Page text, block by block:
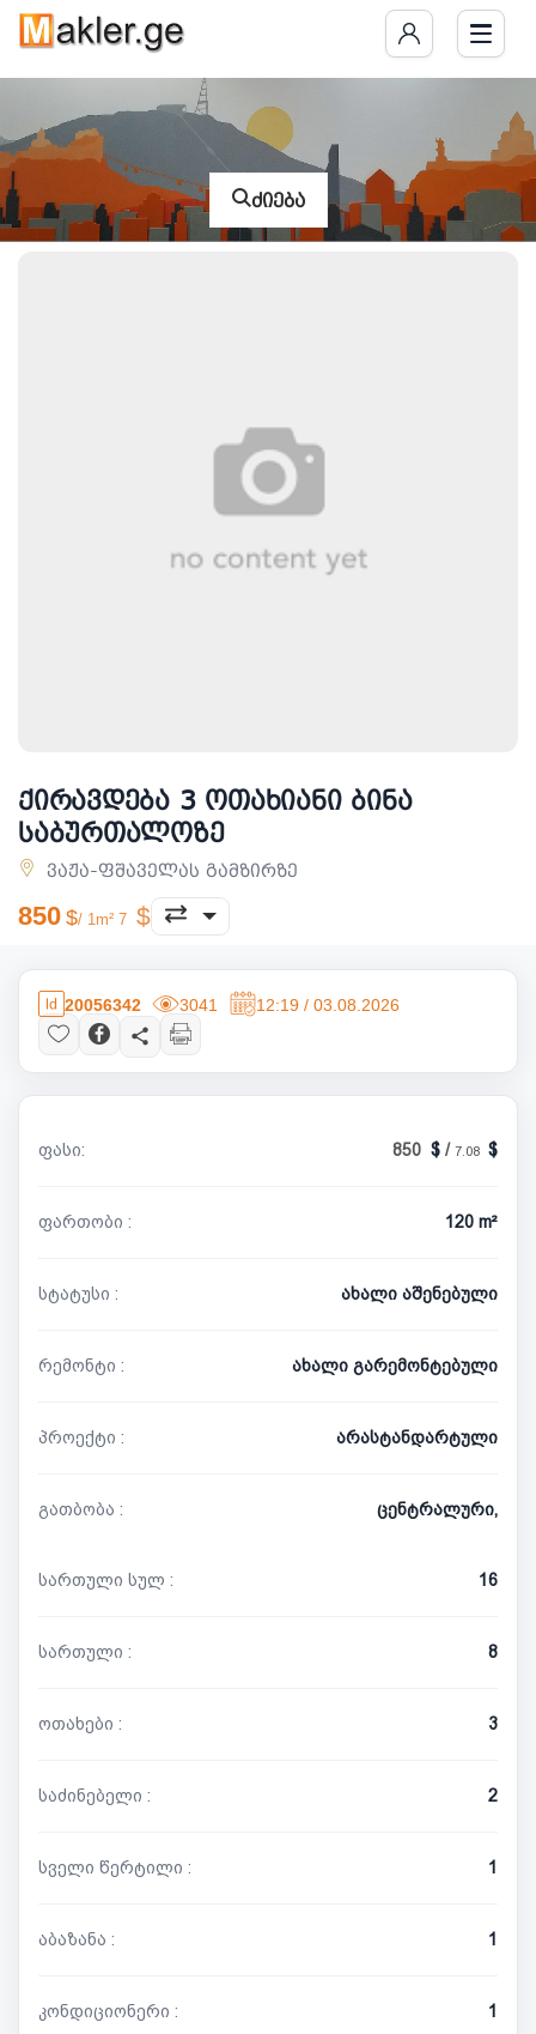
ძიება
ქირავდება 3 ოთახიანი ბინა
საბურთალოზე
ვაჟა-ფშაველას გამზირზე
850 / 1m² 7
20056342 3041 12:19 / 03.08.2026
ფასი: 850 / 7.08
ფართობი : 120 m²
სტატუსი : ახალი აშენებული
რემონტი : ახალი გარემონტებული
პროექტი : არასტანდარტული
გათბობა : ცენტრალური,
სართული სულ : 16
სართული : 8
ოთახები : 3
საძინებელი : 2
სველი წერტილი : 1
აბაზანა : 1
კონდიციონერი : 1